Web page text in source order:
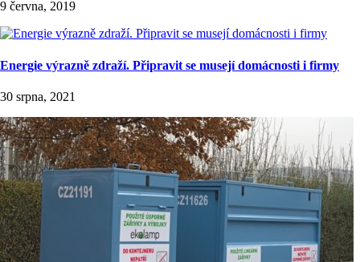
9 června, 2019
Energie výrazně zdraží. Připravit se musejí domácnosti i firmy
30 srpna, 2021